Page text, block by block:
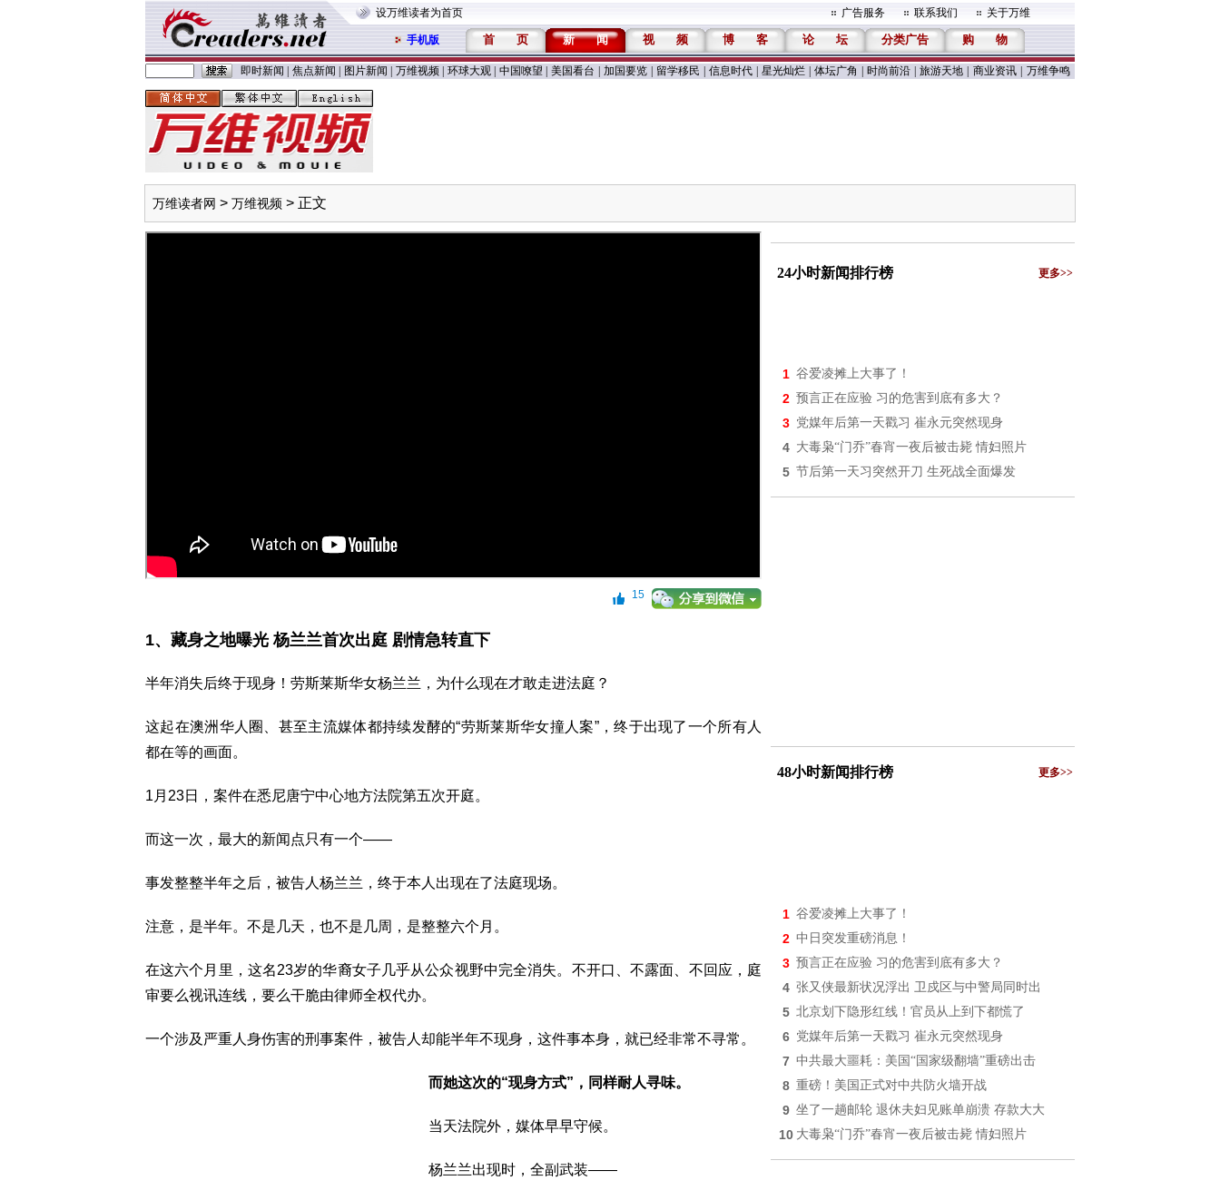
设万维读者为首页 广告服务 联系我们 关于万维
手机版 首 页 新 闻 视 频 博 客 论 坛 分类广告 购 物
即时新闻 焦点新闻 图片新闻 万维视频 环球大观 中国嘹望 美国看台 加国要览 留学移民 信息时代 星光灿烂 体坛广角 时尚前沿 旅游天地 商业资讯 万维争鸣
万维读者网 > 万维视频 > 正文
15
1、藏身之地曝光 杨兰兰首次出庭 剧情急转直下
半年消失后终于现身！劳斯莱斯华女杨兰兰，为什么现在才敢走进法庭？
这起在澳洲华人圈、甚至主流媒体都持续发酵的“劳斯莱斯华女撞人案”，终于出现了一个所有人
都在等的画面。
1月23日，案件在悉尼唐宁中心地方法院第五次开庭。
而这一次，最大的新闻点只有一个——
事发整整半年之后，被告人杨兰兰，终于本人出现在了法庭现场。
注意，是半年。不是几天，也不是几周，是整整六个月。
在这六个月里，这名23岁的华裔女子几乎从公众视野中完全消失。不开口、不露面、不回应，庭
审要么视讯连线，要么干脆由律师全权代办。
一个涉及严重人身伤害的刑事案件，被告人却能半年不现身，这件事本身，就已经非常不寻常。
而她这次的“现身方式”，同样耐人寻味。
当天法院外，媒体早早守候。
杨兰兰出现时，全副武装——
24小时新闻排行榜 更多>>
1 谷爱凌摊上大事了！
2 预言正在应验 习的危害到底有多大？
3 党媒年后第一天戳习 崔永元突然现身
4 大毒枭“门乔”春宵一夜后被击毙 情妇照片
5 节后第一天习突然开刀 生死战全面爆发
48小时新闻排行榜 更多>>
1 谷爱凌摊上大事了！
2 中日突发重磅消息！
3 预言正在应验 习的危害到底有多大？
4 张又侠最新状况浮出 卫戍区与中警局同时出
5 北京划下隐形红线！官员从上到下都慌了
6 党媒年后第一天戳习 崔永元突然现身
7 中共最大噩耗：美国“国家级翻墙”重磅出击
8 重磅！美国正式对中共防火墙开战
9 坐了一趟邮轮 退休夫妇见账单崩溃 存款大大
10 大毒枭“门乔”春宵一夜后被击毙 情妇照片